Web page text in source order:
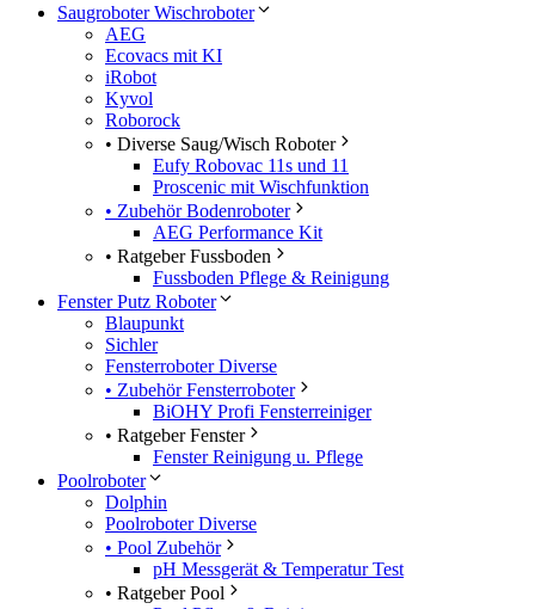
Saugroboter Wischroboter
AEG
Ecovacs mit KI
iRobot
Kyvol
Roborock
• Diverse Saug/Wisch Roboter
Eufy Robovac 11s und 11
Proscenic mit Wischfunktion
• Zubehör Bodenroboter
AEG Performance Kit
• Ratgeber Fussboden
Fussboden Pflege & Reinigung
Fenster Putz Roboter
Blaupunkt
Sichler
Fensterroboter Diverse
• Zubehör Fensterroboter
BiOHY Profi Fensterreiniger
• Ratgeber Fenster
Fenster Reinigung u. Pflege
Poolroboter
Dolphin
Poolroboter Diverse
• Pool Zubehör
pH Messgerät & Temperatur Test
• Ratgeber Pool